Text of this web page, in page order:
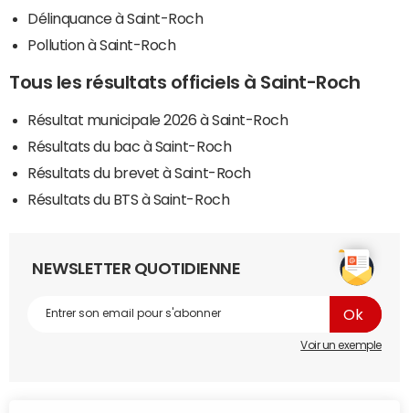
Délinquance à Saint-Roch
Pollution à Saint-Roch
Tous les résultats officiels à Saint-Roch
Résultat municipale 2026 à Saint-Roch
Résultats du bac à Saint-Roch
Résultats du brevet à Saint-Roch
Résultats du BTS à Saint-Roch
NEWSLETTER QUOTIDIENNE
Voir un exemple